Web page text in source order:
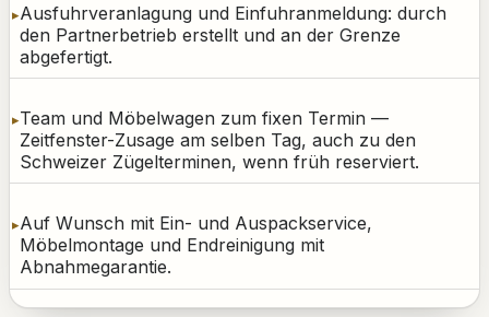
Ausfuhrveranlagung und Einfuhranmeldung: durch
den Partnerbetrieb erstellt und an der Grenze
abgefertigt.
Team und Möbelwagen zum fixen Termin —
Zeitfenster-Zusage am selben Tag, auch zu den
Schweizer Zügelterminen, wenn früh reserviert.
Auf Wunsch mit Ein- und Auspackservice,
Möbelmontage und Endreinigung mit
Abnahmegarantie.